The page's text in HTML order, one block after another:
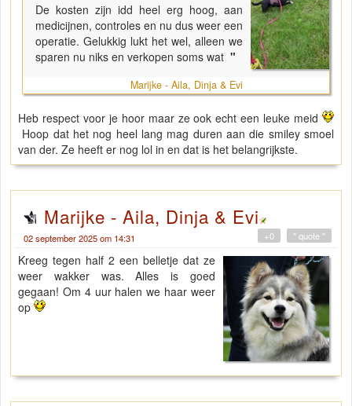
De kosten zijn idd heel erg hoog, aan
medicijnen, controles en nu dus weer een
operatie. Gelukkig lukt het wel, alleen we
sparen nu niks en verkopen soms wat "
Marijke - Aila, Dinja & Evi
Heb respect voor je hoor maar ze ook echt een leuke meid
Hoop dat het nog heel lang mag duren aan die smiley smoel
van der. Ze heeft er nog lol in en dat is het belangrijkste.
Marijke - Aila, Dinja & Evi
02 september 2025 om 14:31 " quote "
+0
Kreeg tegen half 2 een belletje dat ze
weer wakker was. Alles is goed
gegaan! Om 4 uur halen we haar weer
op